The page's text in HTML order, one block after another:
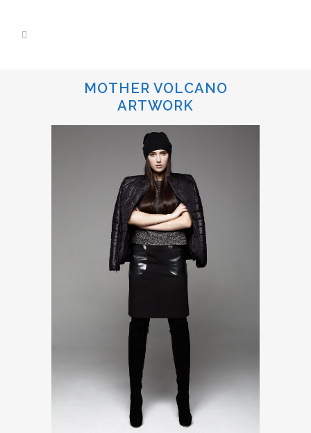
MOTHER VOLCANO
ARTWORK